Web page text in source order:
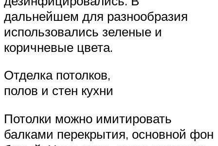
дальнейшем для разнообразия
использовались зеленые и
коричневые цвета.
Отделка потолков,
полов и стен кухни
Потолки можно имитировать
балками перекрытия, основной фон